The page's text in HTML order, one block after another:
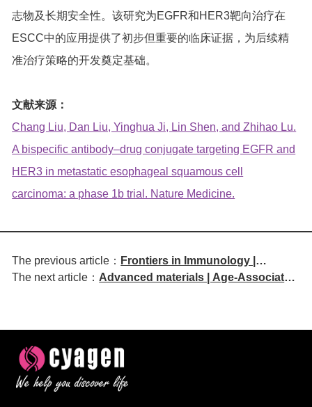
志物及长期安全性。该研究为EGFR和HER3靶向治疗在
ESCC中的应用提供了初步但重要的临床证据，为后续精
准治疗策略的开发奠定基础。
文献来源：
Chang Liu, Dan Liu, Yinghua Ji, Lin Shen, and Zhihao Lu.
A bispecific antibody–drug conjugate targeting EGFR and
HER3 in metastatic esophageal squamous cell
carcinoma: a phase 1b trial. Nature Medicine.
The previous article： Frontiers in Immunology |
Development of a Bispecific
The next article： Advanced materials | Age-Associated